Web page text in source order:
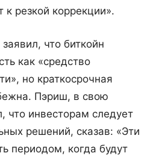
к резкой коррекции».
что биткойн
как «средство
но краткосрочная
Пэриш, в свою
что инвесторам следует
решений, сказав: «Эти
периодом, когда будут